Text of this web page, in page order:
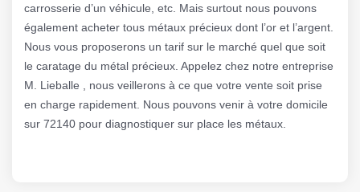
carrosserie d’un véhicule, etc. Mais surtout nous pouvons
également acheter tous métaux précieux dont l’or et l’argent.
Nous vous proposerons un tarif sur le marché quel que soit
le caratage du métal précieux. Appelez chez notre entreprise
M. Lieballe , nous veillerons à ce que votre vente soit prise
en charge rapidement. Nous pouvons venir à votre domicile
sur 72140 pour diagnostiquer sur place les métaux.